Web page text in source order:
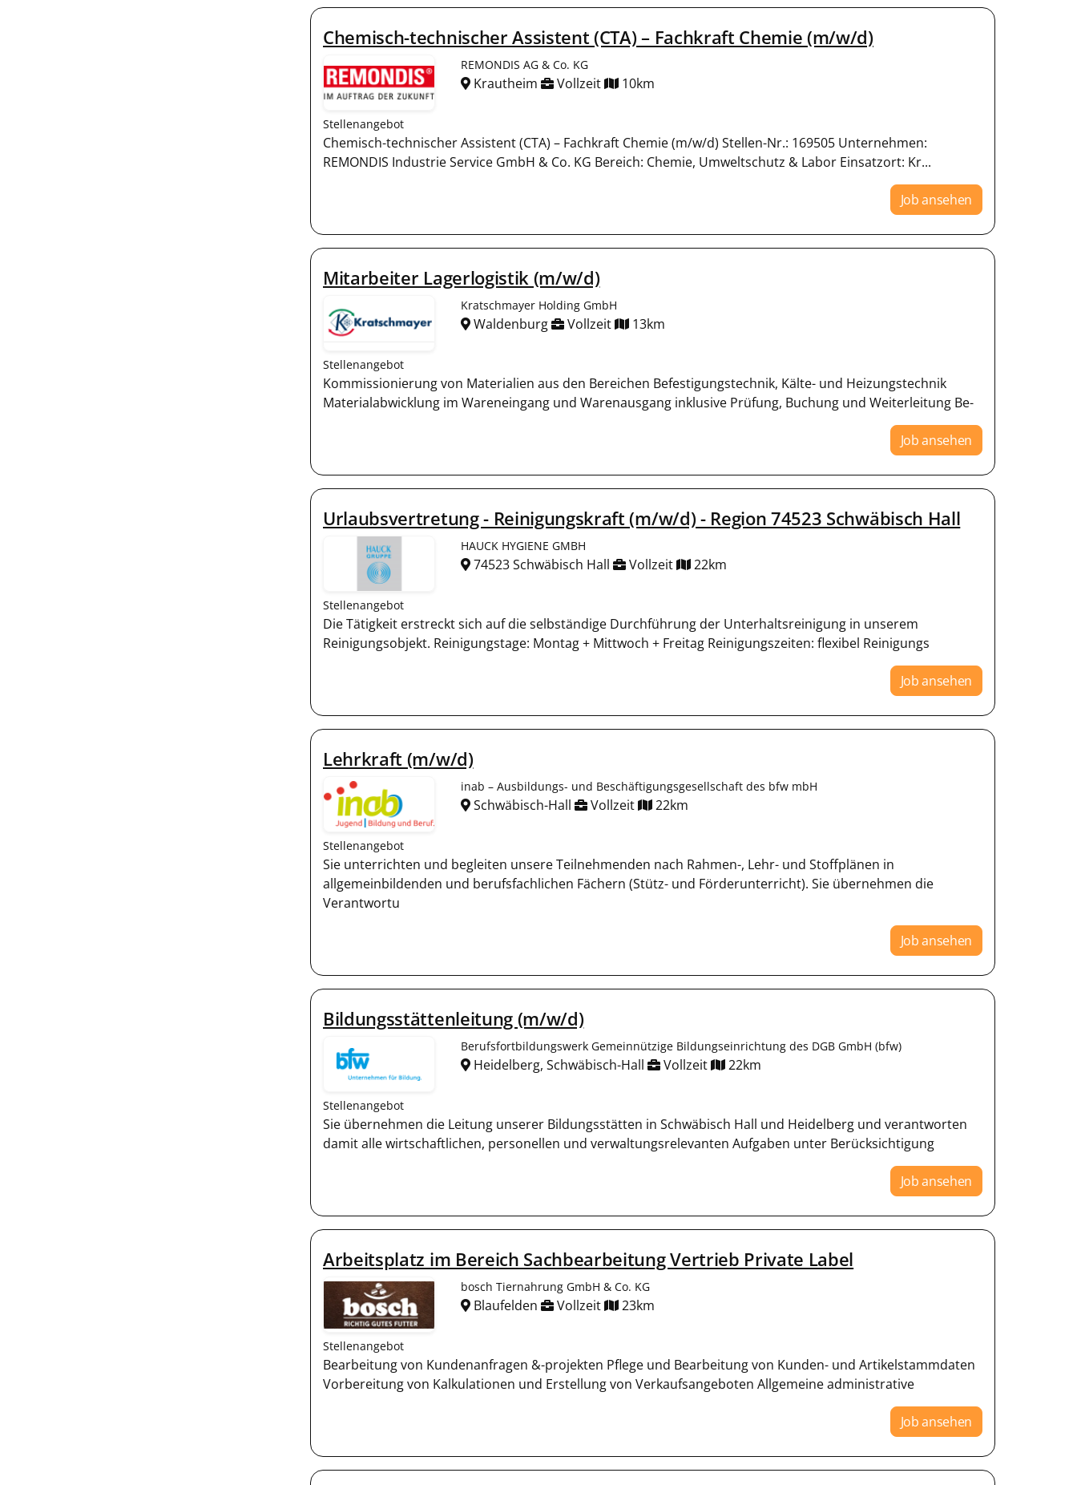
Chemisch-technischer Assistent (CTA) – Fachkraft Chemie (m/w/d)
REMONDIS AG & Co. KG
Krautheim Vollzeit 10km
Stellenangebot
Chemisch-technischer Assistent (CTA) – Fachkraft Chemie (m/w/d) Stellen-Nr.: 169505 Unternehmen:
REMONDIS Industrie Service GmbH & Co. KG Bereich: Chemie, Umweltschutz & Labor Einsatzort: Kr...
Job ansehen
Mitarbeiter Lagerlogistik (m/w/d)
Kratschmayer Holding GmbH
Waldenburg Vollzeit 13km
Stellenangebot
Kommissionierung von Materialien aus den Bereichen Befestigungstechnik, Kälte- und Heizungstechnik
Materialabwicklung im Wareneingang und Warenausgang inklusive Prüfung, Buchung und Weiterleitung Be-
Job ansehen
Urlaubsvertretung - Reinigungskraft (m/w/d) - Region 74523 Schwäbisch Hall
HAUCK HYGIENE GMBH
74523 Schwäbisch Hall Vollzeit 22km
Stellenangebot
Die Tätigkeit erstreckt sich auf die selbständige Durchführung der Unterhaltsreinigung in unserem
Reinigungsobjekt. Reinigungstage: Montag + Mittwoch + Freitag Reinigungszeiten: flexibel Reinigungs
Job ansehen
Lehrkraft (m/w/d)
inab – Ausbildungs- und Beschäftigungsgesellschaft des bfw mbH
Schwäbisch-Hall Vollzeit 22km
Stellenangebot
Sie unterrichten und begleiten unsere Teilnehmenden nach Rahmen-, Lehr- und Stoffplänen in
allgemeinbildenden und berufsfachlichen Fächern (Stütz- und Förderunterricht). Sie übernehmen die
Verantwortu
Job ansehen
Bildungsstättenleitung (m/w/d)
Berufsfortbildungswerk Gemeinnützige Bildungseinrichtung des DGB GmbH (bfw)
Heidelberg, Schwäbisch-Hall Vollzeit 22km
Stellenangebot
Sie übernehmen die Leitung unserer Bildungsstätten in Schwäbisch Hall und Heidelberg und verantworten
damit alle wirtschaftlichen, personellen und verwaltungsrelevanten Aufgaben unter Berücksichtigung
Job ansehen
Arbeitsplatz im Bereich Sachbearbeitung Vertrieb Private Label
bosch Tiernahrung GmbH & Co. KG
Blaufelden Vollzeit 23km
Stellenangebot
Bearbeitung von Kundenanfragen &-projekten Pflege und Bearbeitung von Kunden- und Artikelstammdaten
Vorbereitung von Kalkulationen und Erstellung von Verkaufsangeboten Allgemeine administrative
Job ansehen